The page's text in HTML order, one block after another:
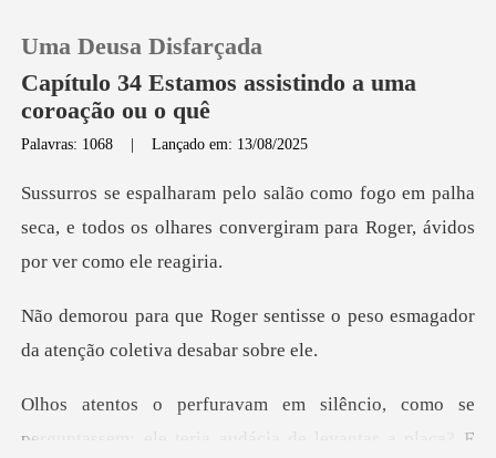
Loja
Sair
Uma Deusa Disfarçada
Capítulo 34 Estamos assistindo a uma
coroação ou o quê
Palavras: 1068 |Lançado em: 13/08/2025
em palha
seca, e todos os olhares convergiram
tisse o peso esmagador
da aten
, como se
perguntassem: ele teria audá